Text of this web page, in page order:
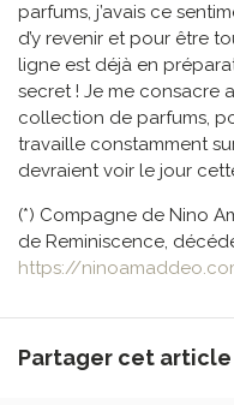
parfums, j’avais ce
d’y revenir et pour être
ligne est déjà en
secret ! Je me consacre
collection de parfums,
travaille constamment
devraient voir le jour
(*) Compagne de Nino
de Reminiscence,
https://
Partager cet article